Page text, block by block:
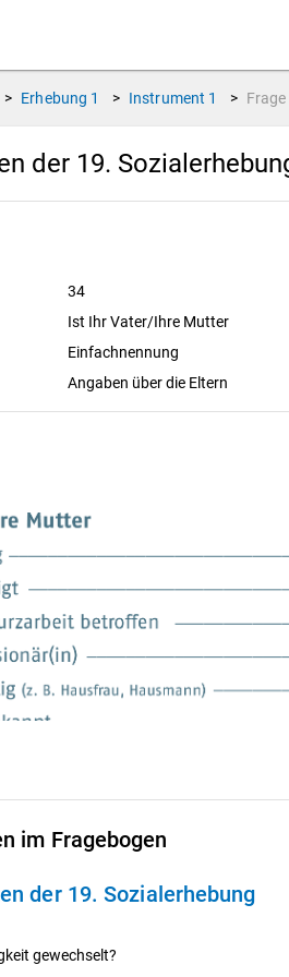
> Erhebung 1 > Instrument 1 > Frage
der 19.
34
Ist Ihr Vater/Ihre Mutter
Einfachnennung
Angaben über die Eltern
im Fragebogen
der 19. Sozialerhebung
gewechselt?